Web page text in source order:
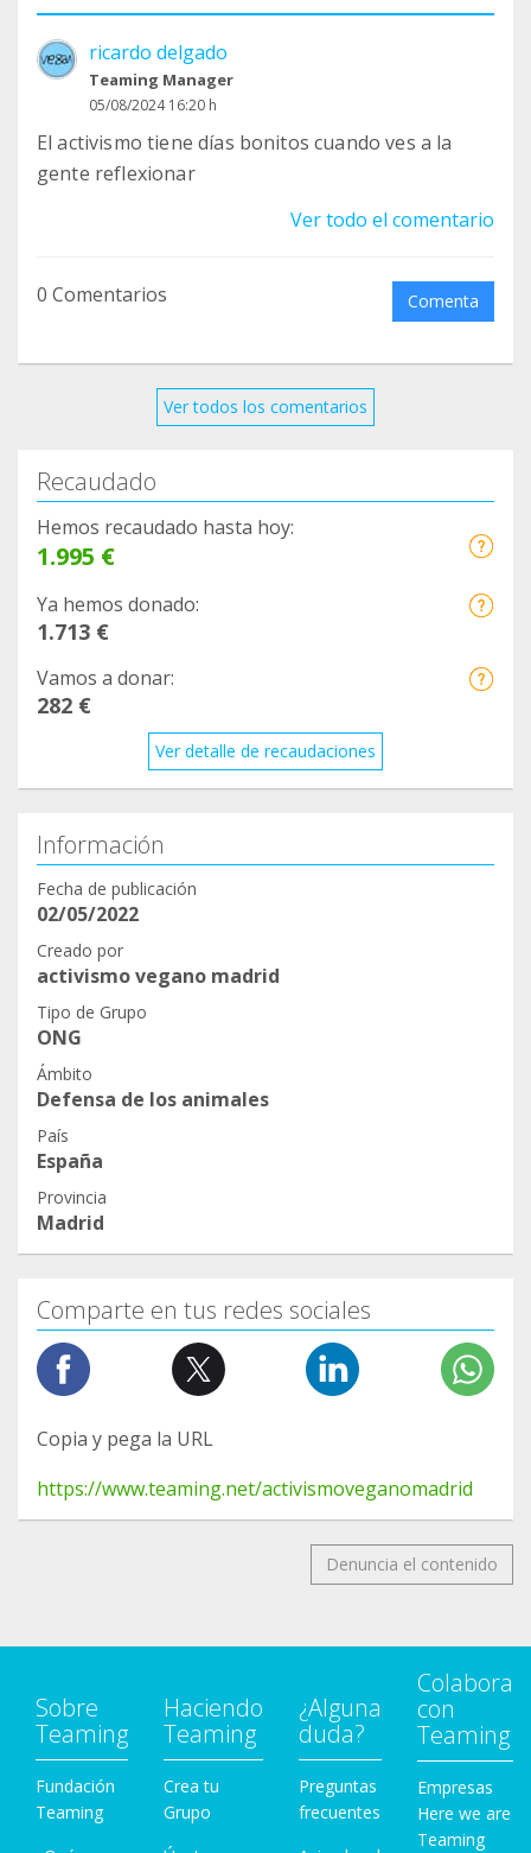
ricardo delgado
Teaming Manager
05/08/2024 16:20 h
El activismo tiene días bonitos cuando ves a la
gente reflexionar
Ver todo el comentario
0 Comentarios Comenta
Ver todos los comentarios
Recaudado
Hemos recaudado hasta hoy:
1.995 €
Ya hemos donado:
1.713 €
Vamos a donar:
282 €
Ver detalle de recaudaciones
Información
Fecha de publicación
02/05/2022
Creado por
activismo vegano madrid
Tipo de Grupo
ONG
Ámbito
Defensa de los animales
País
España
Provincia
Madrid
Comparte en tus redes sociales
Copia y pega la URL
https://www.teaming.net/activismoveganomadrid
Denuncia el contenido
Sobre
Teaming
Fundación
Teaming
Haciendo
Teaming
Crea tu
Grupo
¿Alguna
duda?
Preguntas
frecuentes
Colabora
con
Teaming
Empresas
Here we are
Teaming